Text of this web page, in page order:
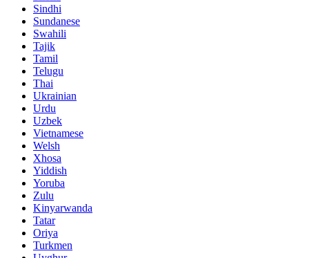
Sindhi
Sundanese
Swahili
Tajik
Tamil
Telugu
Thai
Ukrainian
Urdu
Uzbek
Vietnamese
Welsh
Xhosa
Yiddish
Yoruba
Zulu
Kinyarwanda
Tatar
Oriya
Turkmen